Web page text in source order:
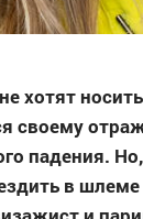
хотят
своему
падения.
в